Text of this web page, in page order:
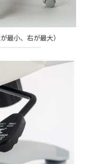
最小、右が最大）